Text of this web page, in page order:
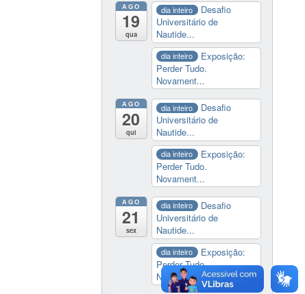
AGO
19
qua
dia inteiro
Desafio
Universitário de
Nautide...
dia inteiro
Exposição:
Perder Tudo.
Novament...
AGO
20
qui
dia inteiro
Desafio
Universitário de
Nautide...
dia inteiro
Exposição:
Perder Tudo.
Novament...
AGO
21
sex
dia inteiro
Desafio
Universitário de
Nautide...
dia inteiro
Exposição:
Perder Tudo.
Novament...